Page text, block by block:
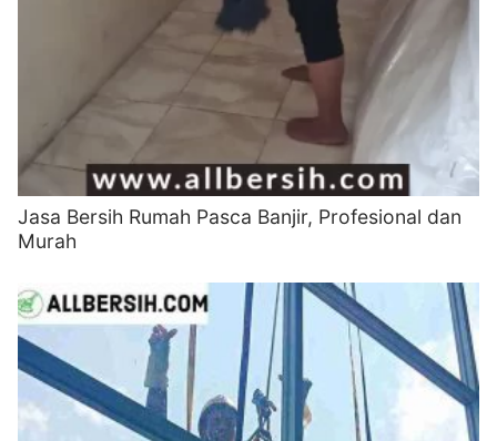
Jasa Bersih Rumah Pasca Banjir, Profesional dan
Murah